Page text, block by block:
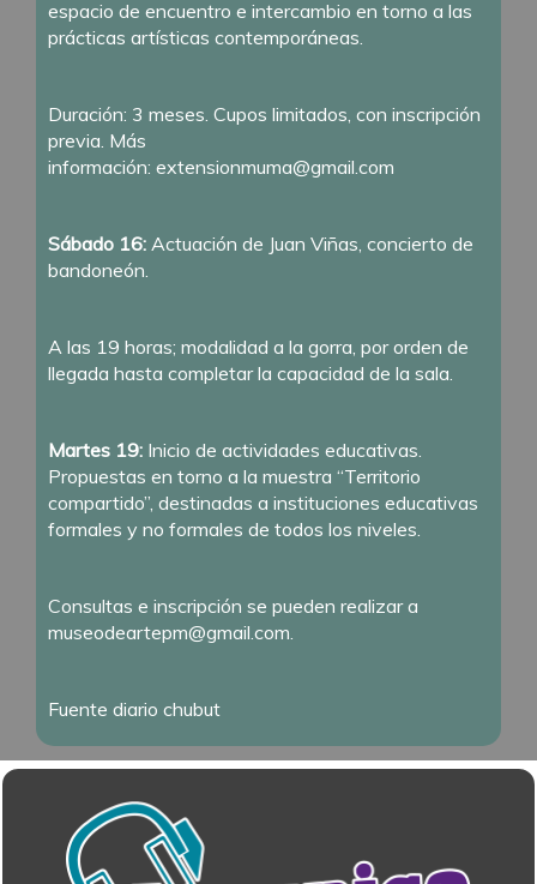
espacio de encuentro e intercambio en torno a las
prácticas artísticas contemporáneas.
Duración: 3 meses. Cupos limitados, con inscripción
previa. Más
información: extensionmuma@gmail.com
Sábado 16: Actuación de Juan Viñas, concierto de
bandoneón.
A las 19 horas; modalidad a la gorra, por orden de
llegada hasta completar la capacidad de la sala.
Martes 19: Inicio de actividades educativas.
Propuestas en torno a la muestra “Territorio
compartido”, destinadas a instituciones educativas
formales y no formales de todos los niveles.
Consultas e inscripción se pueden realizar a
museodeartepm@gmail.com.
Fuente diario chubut